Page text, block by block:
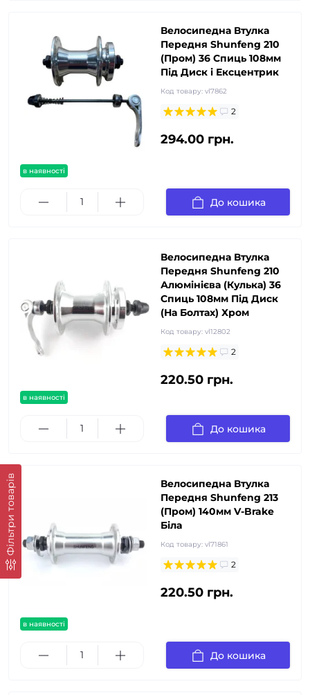
в наявності
Велосипедна Втулка
Передня Shunfeng 210
(Пром) 36 Спиць 108мм
Під Диск і Ексцентрик
Код товару: vl7862
2
294.00 грн.
До кошика
в наявності
Велосипедна Втулка
Передня Shunfeng 210
Алюмінієва (Кулька) 36
Спиць 108мм Під Диск
(На Болтах) Хром
Код товару: vl12802
2
220.50 грн.
До кошика
в наявності
Велосипедна Втулка
Передня Shunfeng 213
(Пром) 140мм V-Brake
Біла
Код товару: vl71861
2
220.50 грн.
До кошика
Фільтри товарів